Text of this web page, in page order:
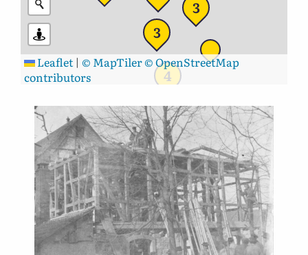
3
4
3
Leaflet | © MapTiler© OpenStreetMap
contributors